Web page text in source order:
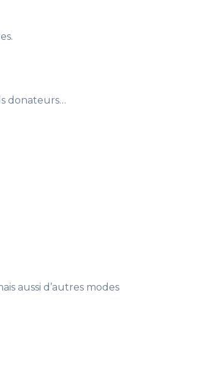
donateurs…
aussi d’autres modes